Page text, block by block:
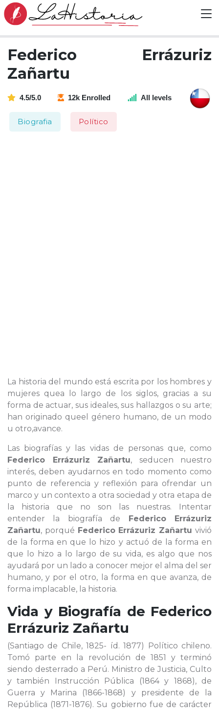
Federico Errázuriz
Zañartu
4.5/5.0 12k Enrolled All levels
Biografia Político
La historia del mundo está escrita por los hombres y
mujeres quea lo largo de los siglos, gracias a su
forma de actuar, sus ideales, sus hallazgos o su arte;
han originado queel género humano, de un modo
u otro,avance.
Las biografías y las vidas de personas que, como
Federico Errázuriz Zañartu, seducen nuestro
interés, deben ayudarnos en todo momento como
punto de referencia y reflexión para ofrendar un
marco y un contexto a otra sociedad y otra etapa de
la historia que no son las nuestras. Intentar
entender la biografía de Federico Errázuriz
Zañartu, porqué Federico Errázuriz Zañartu vivió
de la forma en que lo hizo y actuó de la forma en
que lo hizo a lo largo de su vida, es algo que nos
ayudará por un lado a conocer mejor el alma del ser
humano, y por el otro, la forma en que avanza, de
forma implacable, la historia.
Vida y Biografía de Federico
Errázuriz Zañartu
(Santiago de Chile, 1825- íd. 1877) Político chileno.
Tomó parte en la revolución de 1851 y terminó
siendo desterrado a Perú. Ministro de Justicia, Culto
y también Instrucción Pública (1864 y 1868), de
Guerra y Marina (1866-1868) y presidente de la
República (1871-1876). Su gobierno fue de carácter